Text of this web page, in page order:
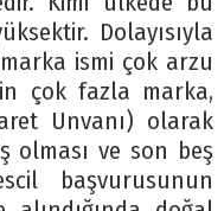
Dolayısıyla
ismi çok arzu
çok fazla marka,
Unvanı) olarak
olması ve son beş
başvurusunun